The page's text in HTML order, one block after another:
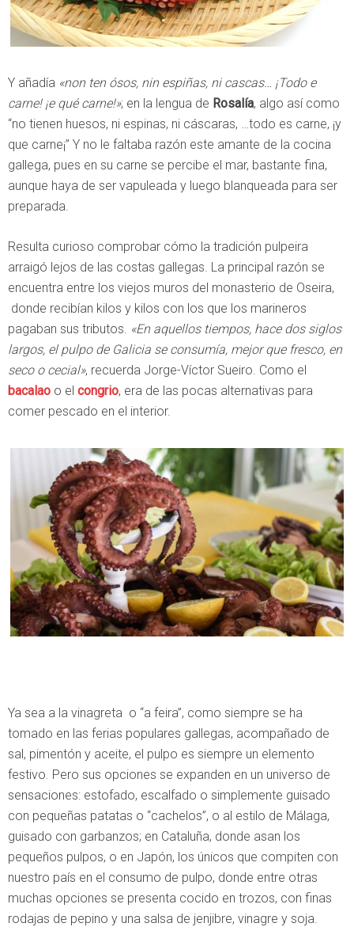
Y añadía «non ten ósos, nin espiñas, ni cascas… ¡Todo e
carne! ¡e qué carne!»; en la lengua de Rosalía, algo así como
“no tienen huesos, ni espinas, ni cáscaras, …todo es carne, ¡y
que carne¡” Y no le faltaba razón este amante de la cocina
gallega, pues en su carne se percibe el mar, bastante fina,
aunque haya de ser vapuleada y luego blanqueada para ser
preparada.
Resulta curioso comprobar cómo la tradición pulpeira
arraigó lejos de las costas gallegas. La principal razón se
encuentra entre los viejos muros del monasterio de Oseira,
donde recibían kilos y kilos con los que los marineros
pagaban sus tributos. «En aquellos tiempos, hace dos siglos
largos, el pulpo de Galicia se consumía, mejor que fresco, en
seco o cecial», recuerda Jorge-Víctor Sueiro. Como el
bacalao o el congrio, era de las pocas alternativas para
comer pescado en el interior.
Ya sea a la vinagreta o “a feira”, como siempre se ha
tomado en las ferias populares gallegas, acompañado de
sal, pimentón y aceite, el pulpo es siempre un elemento
festivo. Pero sus opciones se expanden en un universo de
sensaciones: estofado, escalfado o simplemente guisado
con pequeñas patatas o “cachelos”, o al estilo de Málaga,
guisado con garbanzos; en Cataluña, donde asan los
pequeños pulpos, o en Japón, los únicos que compiten con
nuestro país en el consumo de pulpo, donde entre otras
muchas opciones se presenta cocido en trozos, con finas
rodajas de pepino y una salsa de jenjibre, vinagre y soja.